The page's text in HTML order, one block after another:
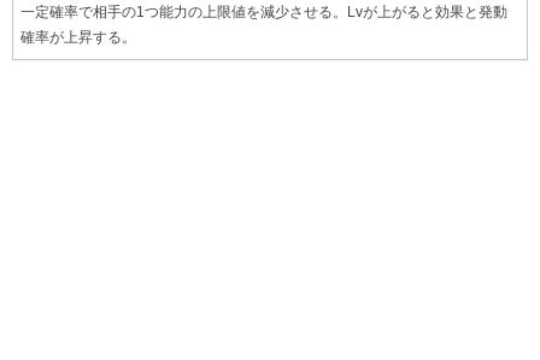
一定確率で相手の1つ能力の上限値を減少させる。Lvが上がると効果と発動
確率が上昇する。